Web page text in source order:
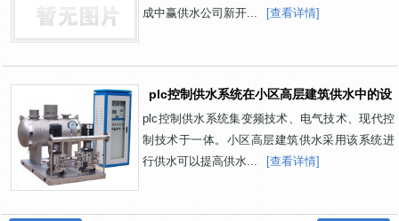
成中赢供水公司新开...
[查看详情]
plc控制供水系统在小区高层建筑供水中的设
plc控制供水系统集变频技术、电气技术、现代控
制技术于一体。小区高层建筑供水采用该系统进
行供水可以提高供水...
[查看详情]